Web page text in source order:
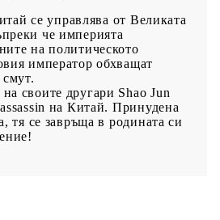
се управлява от Великата
че империята
на политическото
император обхващат
своите другари Shao Jun
на Китай. Принудена
тя се завръща в родината си